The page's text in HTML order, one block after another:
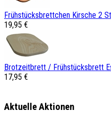
Frühstücksbrettchen Kirsche 2
19,95 €
Brotzeitbrett / Frühstücksbrett
17,95 €
Aktuelle Aktionen